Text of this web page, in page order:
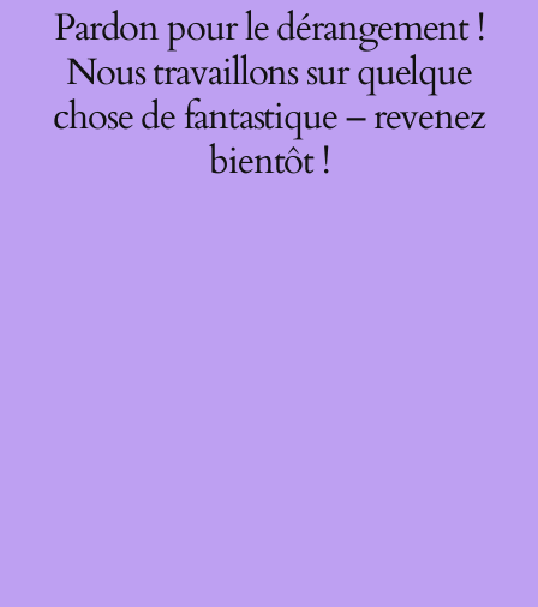
Pardon pour le dérangement !
Nous travaillons sur quelque
chose de fantastique – revenez
bientôt !